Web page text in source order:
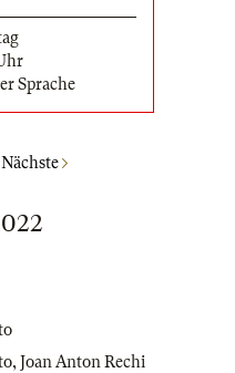
Sprache
Nächste
,Joan Anton Rechi